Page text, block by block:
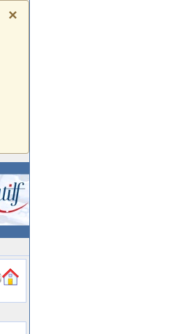
×